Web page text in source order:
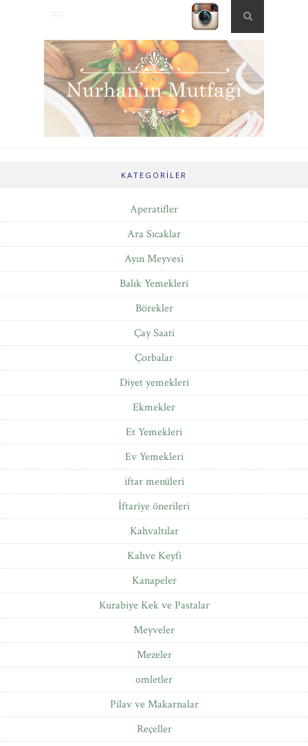
KATEGORILER
Aperatifler
Ara Sıcaklar
Ayın Meyvesi
Balık Yemekleri
Börekler
Çay Saati
Çorbalar
Diyet yemekleri
Ekmekler
Et Yemekleri
Ev Yemekleri
iftar menüleri
İftariye önerileri
Kahvaltılar
Kahve Keyfi
Kanapeler
Kurabiye Kek ve Pastalar
Meyveler
Mezeler
omletler
Pilav ve Makarnalar
Reçeller